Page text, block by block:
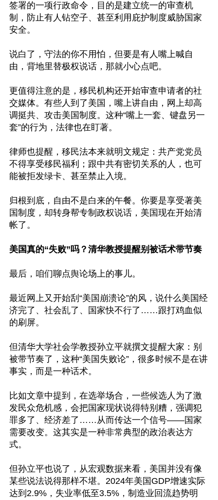
签署的一项行政命令，目的是建立统一的审查机
制，防止有人钻空子、甚至利用庇护制度威胁国家
安全。
说白了，守法的你不用怕，但要是有人嘴上喊自
由，背地里替极权说话，那就小心点吧。
更值得注意的是，移民机构还开始审查申请者的社
交媒体。有些人到了美国，嘴上讲自由，网上却高
调挺共、攻击美国制度。这种“嘴上一套、键盘另一
套”的行为，法律也在盯著。
律师也提醒，移民法本来就明文规定：共产党党员
不得享受移民福利；跟中共有密切关系的人，也可
能被拒发绿卡、甚至禁止入境。
归根到底，自由不是白来的午餐。你要是享受著美
国制度，却转身帮专制政权说话，美国现在开始清
帐了。
美国真的“失败”吗？清华教授提醒别被话术带节奏
最后，咱们聊点舆论场上的事儿。
最近网上又开始刮“美国崩溃论”的风，说什么美国经
济完了、社会乱了、国家快不行了……跟打鸡血似
的刷屏。
但清华大学社会学教授孙立平就撰文提醒大家：别
被带节奏了，这种“美国失败论”，很多时候不是在讲
事实，而是一种话术。
比如文章中提到，在选举场合，一些候选人为了激
发民众危机感，会把国家现状说得特别糟，强调犯
罪多了、经济差了……从而传达一个信号——国家
需要改变。这其实是一种非常典型的政治表达方
式。
但孙立平也说了，从宏观数据来看，美国并没有像
某些说法说得那样不堪。2024年美国GDP增速实际
达到2.9%，失业率低至3.5%，制造业回流趋势明